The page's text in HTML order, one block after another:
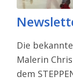
Die
Malerin
dem